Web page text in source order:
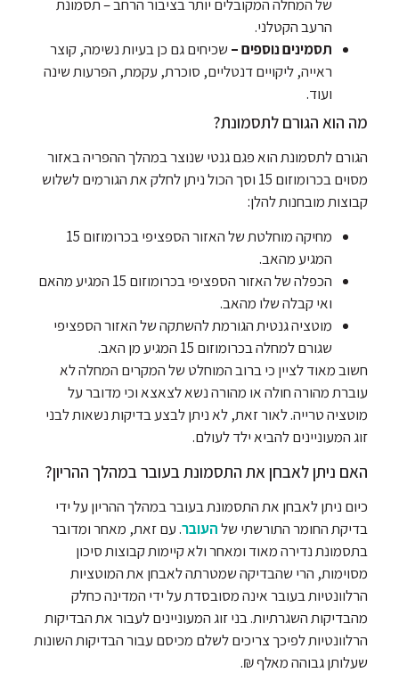
של המחלה המקובלים יותר בציבור הרחב – תסמונת
הרעב הקטלני.
תסמינים נוספים – שכיחים גם כן בעיות נשימה, קוצר
ראייה, ליקויים דנטליים, סוכרת, עקמת, הפרעות שינה
ועוד.
מה הוא הגורם לתסמונת?
הגורם לתסמונת הוא פגם גנטי שנוצר במהלך ההפריה באזור
מסוים בכרומוזום 15 וסך הכול ניתן לחלק את הגורמים לשלוש
קבוצות מובחנות להלן:
מחיקה מוחלטת של האזור הספציפי בכרומוזום 15
המגיע מהאב.
הכפלה של האזור הספציפי בכרומוזום 15 המגיע מהאם
ואי קבלה שלו מהאב.
מוטציה גנטית הגורמת להשתקה של האזור הספציפי
שגורם למחלה בכרומוזום 15 המגיע מן האב.
חשוב מאוד לציין כי ברוב המוחלט של המקרים המחלה לא
עוברת מהורה חולה או מהורה נשא לצאצא וכי מדובר על
מוטציה טרייה. לאור זאת, לא ניתן לבצע בדיקות נשאות לבני
זוג המעוניינים להביא ילד לעולם.
האם ניתן לאבחן את התסמונת בעובר במהלך ההריון?
כיום ניתן לאבחן את התסמונת בעובר במהלך ההריון על ידי
בדיקת החומר התורשתי שלהעובר. עם זאת, מאחר ומדובר
בתסמונת נדירה מאוד ומאחר ולא קיימות קבוצות סיכון
מסוימות, הרי שהבדיקה שמטרתה לאבחן את המוטציות
הרלוונטיות בעובר אינה מסובסדת על ידי המדינה כחלק
מהבדיקות השגרתיות. בני זוג המעוניינים לעבור את הבדיקות
הרלוונטיות לפיכך צריכים לשלם מכיסם עבור הבדיקות השונות
שעלותן גבוהה מאלף ₪.